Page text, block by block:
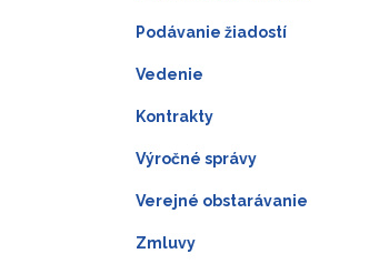
Podávanie žiadostí
Vedenie
Kontrakty
Výročné správy
Verejné obstarávanie
Zmluvy